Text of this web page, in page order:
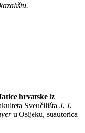
hrvatske iz
Sveučilišta J. J.
u Osijeku, suautorica